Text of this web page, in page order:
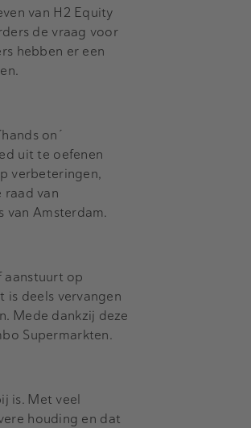
van H2 Equity
de vraag voor
hebben er een
on´
uit te oefenen
verbeteringen,
raad van
van Amsterdam.
aanstuurt op
is deels vervangen
Mede dankzij deze
Supermarkten.
is. Met veel
houding en dat